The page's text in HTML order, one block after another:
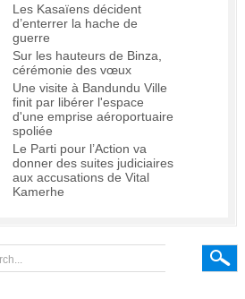
Les Kasaïens décident
d’enterrer la hache de
guerre
Sur les hauteurs de Binza,
cérémonie des vœux
Une visite à Bandundu Ville
finit par libérer l'espace
d'une emprise aéroportuaire
spoliée
Le Parti pour l’Action va
donner des suites judiciaires
aux accusations de Vital
Kamerhe